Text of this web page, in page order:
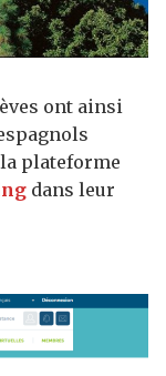
ont ainsi
plateforme
dans leur